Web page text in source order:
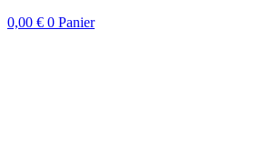
0,00 € 0 Panier